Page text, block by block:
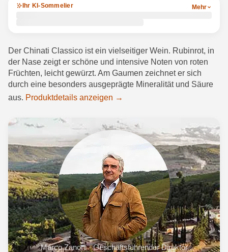
Ihr KI-Sommelier Mehr
Der Chinati Classico ist ein vielseitiger Wein. Rubinrot, in
der Nase zeigt er schöne und intensive Noten von roten
Früchten, leicht gewürzt. Am Gaumen zeichnet er sich
durch eine besonders ausgeprägte Mineralität und Säure
aus. Produktdetails anzeigen →
Marco Zanoni · Geschäftsführender Direktor